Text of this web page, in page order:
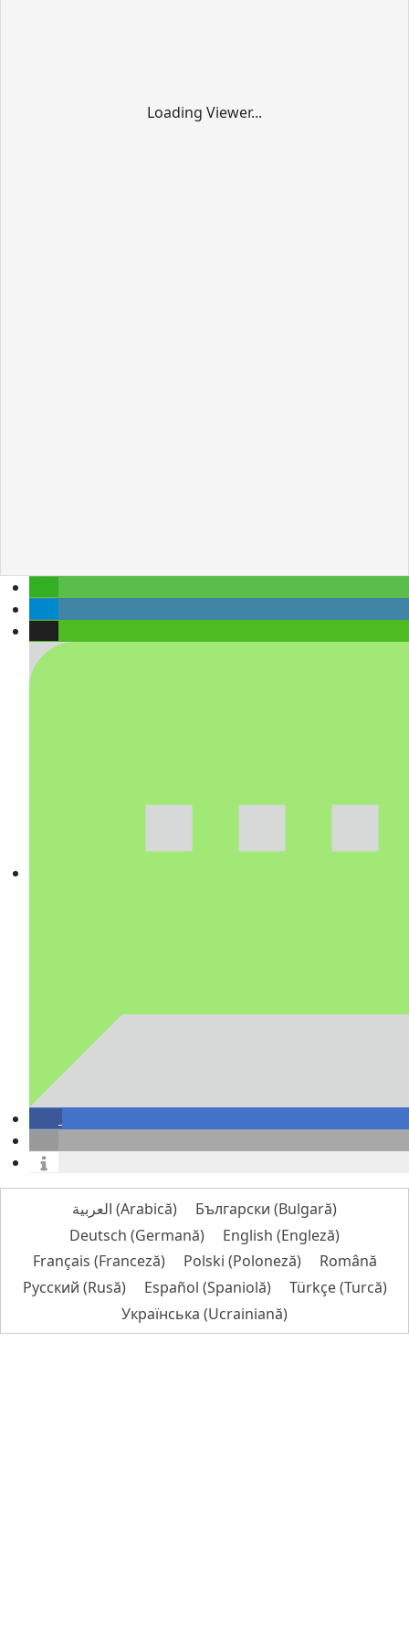
Loading Viewer...
العربية (Arabică) Български (Bulgară)
Deutsch (Germană) English (Engleză)
Français (Franceză) Polski (Poloneză)
Română
Русский (Rusă) Español (Spaniolă) Türkçe(Turcă)
Українська (Ucrainiană)